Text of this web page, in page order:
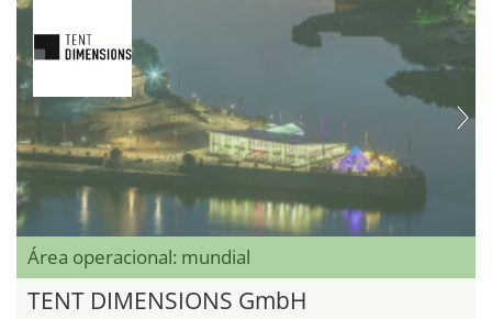
Área operacional: mundial
TENT DIMENSIONS GmbH